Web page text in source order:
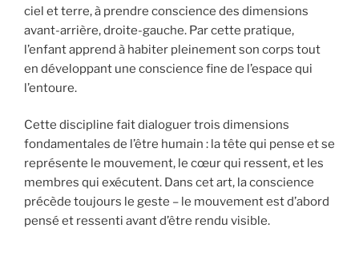
ciel et terre, à prendre conscience des dimensions
avant-arrière, droite-gauche. Par cette pratique,
l’enfant apprend à habiter pleinement son corps tout
en développant une conscience fine de l’espace qui
l’entoure.
Cette discipline fait dialoguer trois dimensions
fondamentales de l’être humain : la tête qui pense et se
représente le mouvement, le cœur qui ressent, et les
membres qui exécutent. Dans cet art, la conscience
précède toujours le geste – le mouvement est d’abord
pensé et ressenti avant d’être rendu visible.